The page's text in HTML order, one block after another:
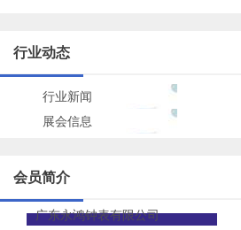
行业动态
行业新闻
展会信息
会员简介
广东永鸿钟表有限公司